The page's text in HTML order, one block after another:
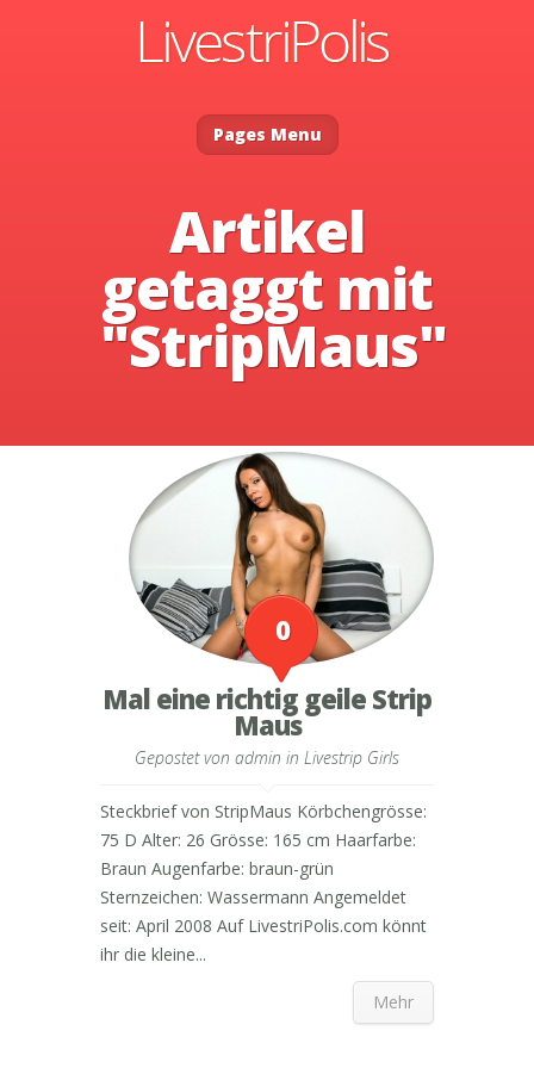
Pages Menu
Artikel
getaggt mit
"StripMaus"
0
Mal eine richtig geile Strip
Maus
Gepostet von admin in Livestrip Girls
Steckbrief von StripMaus Körbchengrösse:
75 D Alter: 26 Grösse: 165 cm Haarfarbe:
Braun Augenfarbe: braun-grün
Sternzeichen: Wassermann Angemeldet
seit: April 2008 Auf LivestriPolis.com könnt
ihr die kleine...
Mehr